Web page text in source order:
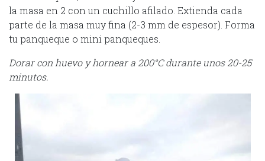
la masa en 2 con un cuchillo afilado. Extienda cada
parte de la masa muy fina (2-3 mm de espesor). Forma
tu panqueque o mini panqueques.
Dorar con huevo y hornear a 200°C durante unos 20-25
minutos.